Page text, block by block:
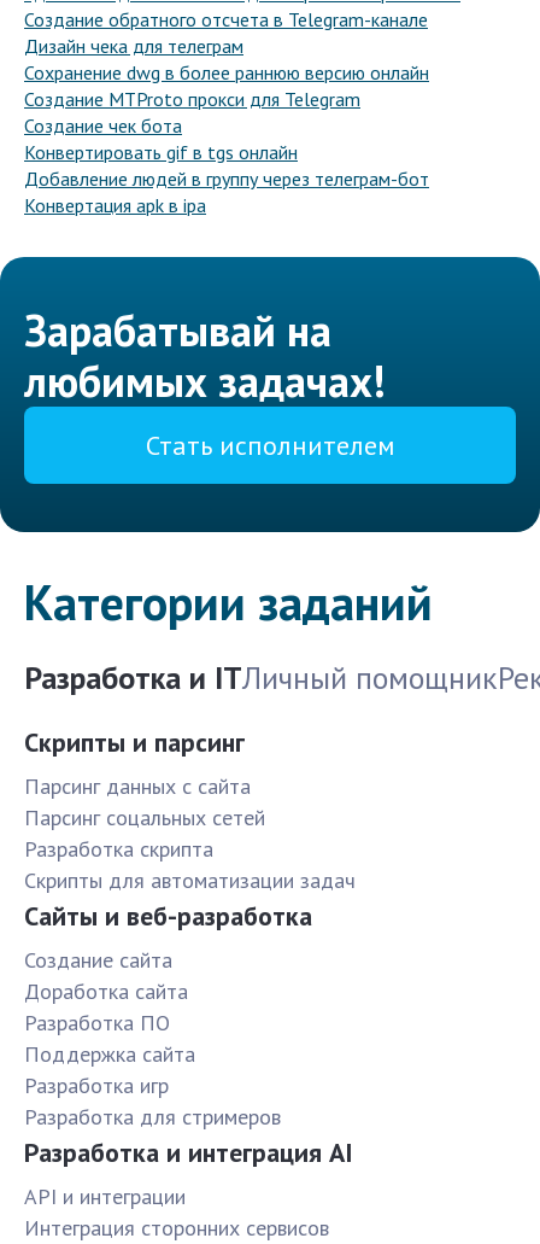
Создание обратного отсчета в Telegram-канале
Дизайн чека для телеграм
Сохранение dwg в более раннюю версию онлайн
Создание MTProto прокси для Telegram
Создание чек бота
Конвертировать gif в tgs онлайн
Добавление людей в группу через телеграм-бот
Конвертация apk в ipa
Зарабатывай на
любимых задачах!
Стать исполнителем
Категории заданий
Разработка и ITЛичный помощник
Скрипты и парсинг
Парсинг данных с сайта
Парсинг соцальных сетей
Разработка скрипта
Скрипты для автоматизации задач
Сайты и веб-разработка
Создание сайта
Доработка сайта
Разработка ПО
Поддержка сайта
Разработка игр
Разработка для стримеров
Разработка и интеграция AI
API и интеграции
Интеграция сторонних сервисов